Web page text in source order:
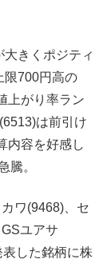
きくポジティ
限700円高の
上がり率ラン
は前引け
内容を好感し
騰。
ワ(9468)、セ
ユアサ
した銘柄に株